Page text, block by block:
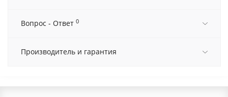
Вопрос - Ответ 0
Производитель и гарантия